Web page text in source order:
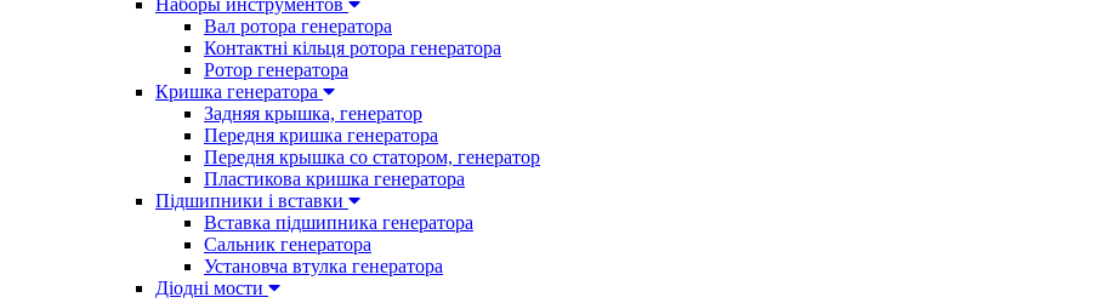
Наборы инструментов
Вал ротора генератора
Контактні кільця ротора генератора
Ротор генератора
Кришка генератора
Задняя крышка, генератор
Передня кришка генератора
Передня крышка со статором, генератор
Пластикова кришка генератора
Підшипники і вставки
Вставка підшипника генератора
Сальник генератора
Установча втулка генератора
Діодні мости